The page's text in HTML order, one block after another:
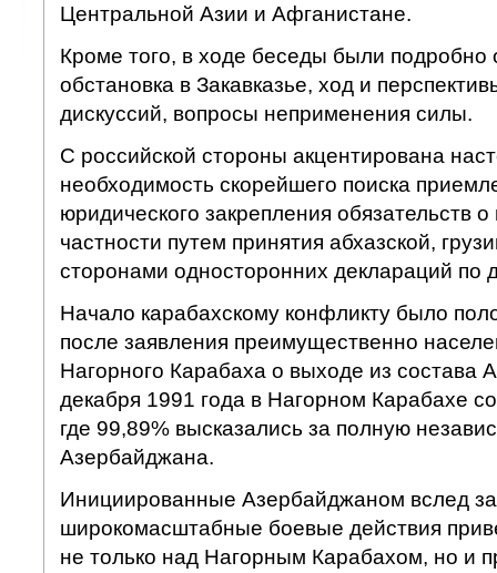
Центральной Азии и Афганистане.
Кроме того, в ходе беседы были
обстановка в Закавказье, ход и
дискуссий, вопросы неприменения силы.
С российской стороны акцентирована
необходимость скорейшего поиска
юридического закрепления обязательств
частности путем принятия абхазской,
сторонами односторонних деклараций по
Начало карабахскому конфликту было
после заявления преимущественно
Нагорного Карабаха о выходе из состава
декабря 1991 года в Нагорном Карабахе
где 99,89% высказались за полную
Азербайджана.
Инициированные Азербайджаном вслед
широкомасштабные боевые действия
не только над Нагорным Карабахом, но и